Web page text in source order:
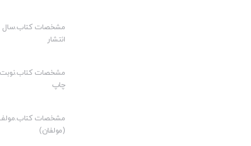
مشخصات کتاب.سال
انتشار
مشخصات کتاب.نوبت
چاپ
مشخصات
(مولفان)